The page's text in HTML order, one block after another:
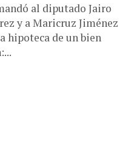
al diputado Jairo
y a Maricruz Jiménez
hipoteca de un bien